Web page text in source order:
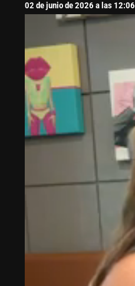
02 de junio de 2026 a las 12:06